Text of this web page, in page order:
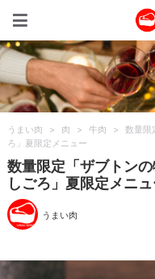
うまい肉 > 肉 > 牛肉 >
数量限
ろ」夏限定メニュー
数量限定「ザブトン
しごろ」夏限定メニ
うまい肉